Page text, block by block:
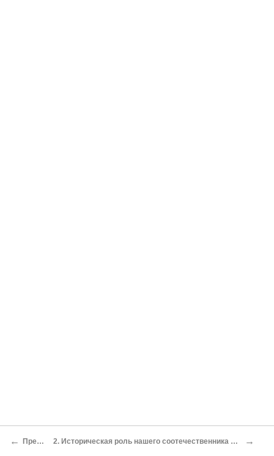
← Предисловие 2. Историческая роль нашего соотечественника Александра Степановича Попова в изобретении радио →